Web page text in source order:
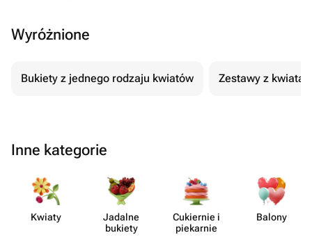
Wyróżnione
Bukiety z jednego rodzaju kwiatów Zestawy z
Inne kategorie
Kwiaty
Jadalne
bukiety
Cukiernie i
piekarnie
Balony